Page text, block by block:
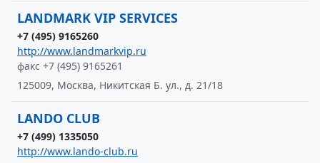
LANDMARK VIP SERVICES
+7 (495) 9165260
http://www.landmarkvip.ru
факс +7 (495) 9165261
125009, Москва, Никитская Б. ул., д. 21/18
LANDO CLUB
+7 (499) 1335050
http://www.lando-club.ru